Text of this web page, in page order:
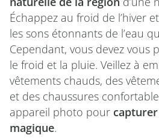
Échappez au froid de l’hiver
les sons étonnants de l’eau
Cependant, vous devez vous
le froid et la pluie. Veillez à
vêtements chauds, des
et des chaussures
appareil photo pour
magique.